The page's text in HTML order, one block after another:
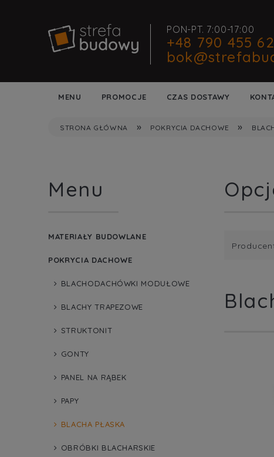
PON-PT. 7:00-17:00
+48 790 455
MENU PROMOCJE CZAS DOSTAWY
STRONA GŁÓWNA » POKRYCIA DACHOWE »
Menu
MATERIAŁY BUDOWLANE
POKRYCIA DACHOWE
BLACHODACHÓWKI MODUŁOWE
BLACHY TRAPEZOWE
STRUKTONIT
GONTY
PANEL NA RĄBEK
PAPY
BLACHA PŁASKA
OBRÓBKI BLACHARSKIE